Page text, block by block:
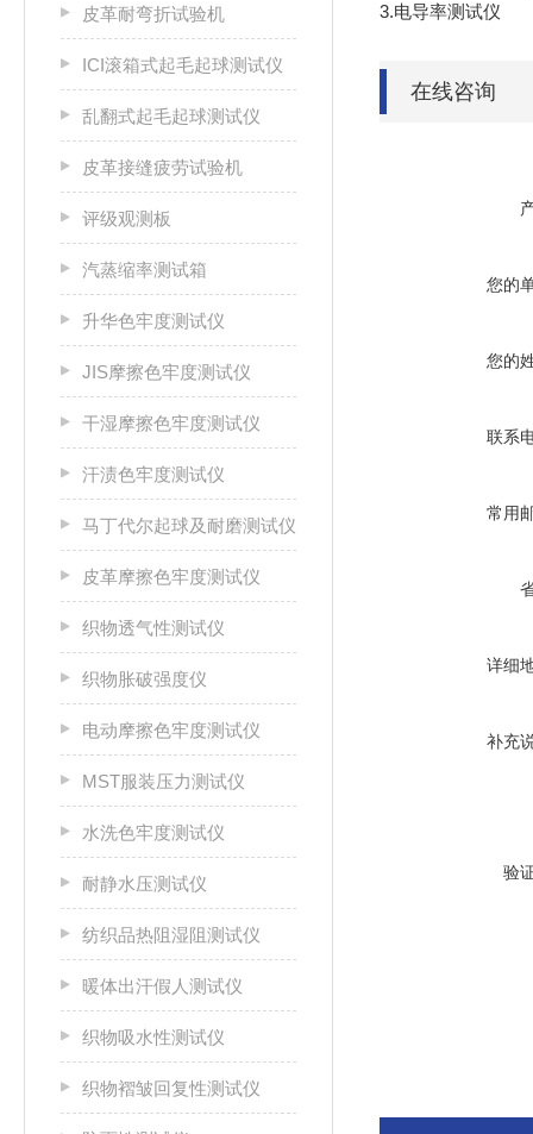
皮革耐弯折试验机
ICI滚箱式起毛起球测试仪
乱翻式起毛起球测试仪
皮革接缝疲劳试验机
评级观测板
汽蒸缩率测试箱
升华色牢度测试仪
JIS摩擦色牢度测试仪
干湿摩擦色牢度测试仪
汗渍色牢度测试仪
马丁代尔起球及耐磨测试仪
皮革摩擦色牢度测试仪
织物透气性测试仪
织物胀破强度仪
电动摩擦色牢度测试仪
MST服装压力测试仪
水洗色牢度测试仪
耐静水压测试仪
纺织品热阻湿阻测试仪
暖体出汗假人测试仪
织物吸水性测试仪
织物褶皱回复性测试仪
3.电导率测试仪
在线咨询
您的
您的
联系
常用
详细
补充
验